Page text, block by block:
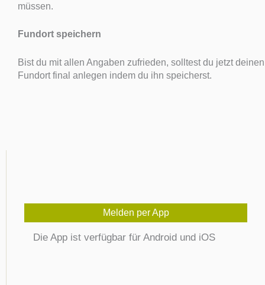
müssen.
Fundort speichern
Bist du mit allen Angaben zufrieden, solltest du jetzt deinen
Fundort final anlegen indem du ihn speicherst.
Melden per App
Die App ist verfügbar für Android und iOS